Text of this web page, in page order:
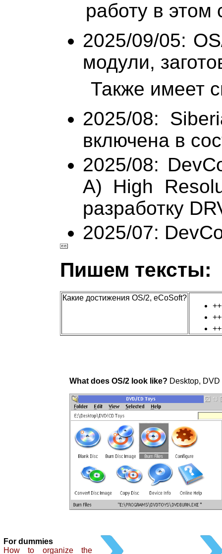
работу в этом
2025/09/05:
модули,
Также имеет
2025/08:
включена в
2025/08:
A) High
разработку
2025/07:
Пишем тексты:
Какие достижения OS/2, eCoSoft?
What does OS/2 look like? Desktop,
For dummies
How to organize the